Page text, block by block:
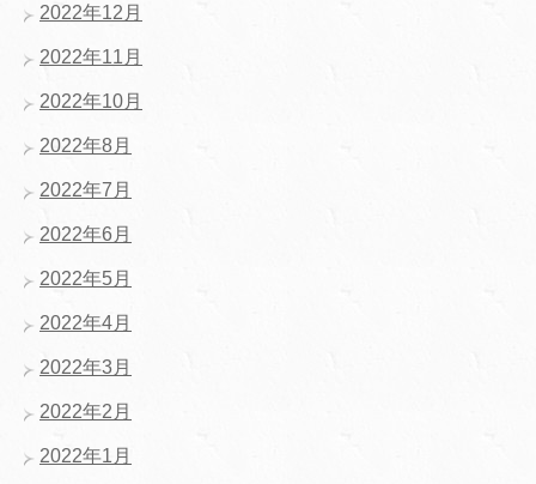
2022年12月
2022年11月
2022年10月
2022年8月
2022年7月
2022年6月
2022年5月
2022年4月
2022年3月
2022年2月
2022年1月